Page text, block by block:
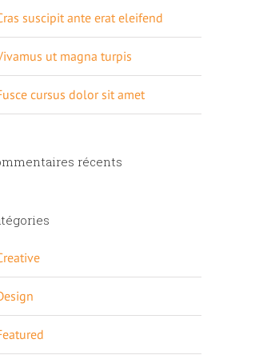
suscipit ante erat eleifend
ut magna turpis
cursus dolor sit amet
récents